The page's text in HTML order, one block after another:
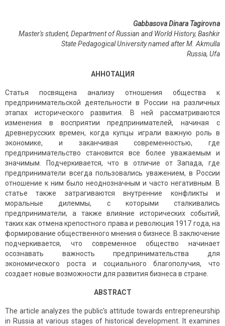
Gabbasova Dinara Tagirovna
Master's student, Department of Russian and World History, Bashkir
State Pedagogical University named after M. Akmulla
Russia, Ufa
АННОТАЦИЯ
Статья посвящена анализу отношения общества к
предпринимательской деятельности в России на различных
этапах исторического развития. В ней рассматриваются
изменения в восприятии предпринимателей, начиная с
древнерусских времен, когда купцы играли важную роль в
экономике, и заканчивая современностью, где
предпринимательство становится все более уважаемым и
значимым. Подчеркивается, что в отличие от Запада, где
предприниматели всегда пользовались уважением, в России
отношение к ним было неоднозначным и часто негативным. В
статье также затрагиваются внутренние конфликты и
моральные дилеммы, с которыми сталкивались
предприниматели, а также влияние исторических событий,
таких как отмена крепостного права и революция 1917 года, на
формирование общественного мнения о бизнесе. В заключение
подчеркивается, что современное общество начинает
осознавать важность предпринимательства для
экономического роста и социального благополучия, что
создает новые возможности для развития бизнеса в стране.
ABSTRACT
The article analyzes the public's attitude towards entrepreneurship
in Russia at various stages of historical development. It examines